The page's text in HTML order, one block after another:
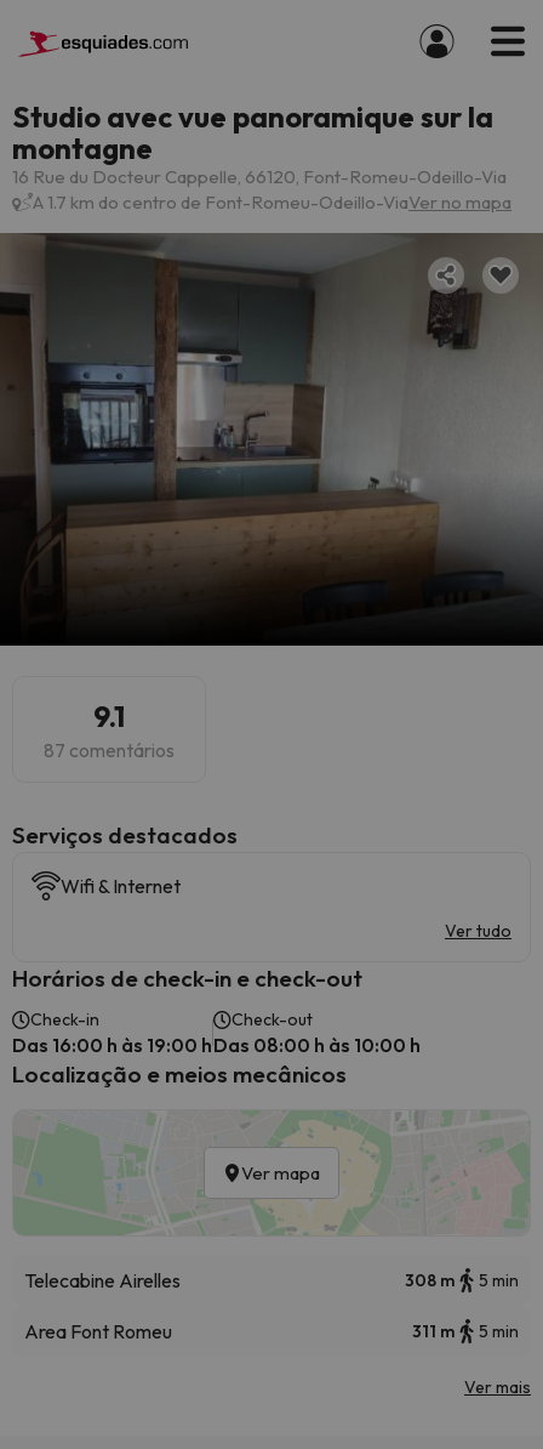
Studio avec vue panoramique sur la
montagne
16 Rue du Docteur Cappelle, 66120, Font-Romeu-Odeillo-Via
A 1.7 km do centro de Font-Romeu-Odeillo-ViaVer no mapa
9.1
87 comentários
Serviços destacados
Wifi & Internet
Ver tudo
Horários de check-in e check-out
Check-in
Das 16:00 h às 19:00 h
Check-out
Das 08:00 h às 10:00 h
Localização e meios mecânicos
Ver mapa
Telecabine Airelles 308 m 5 min
Area Font Romeu 311 m 5 min
Ver mais